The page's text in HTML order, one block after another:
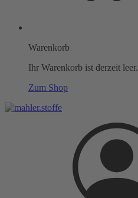
Warenkorb
Ihr Warenkorb ist derzeit leer.
Zum Shop